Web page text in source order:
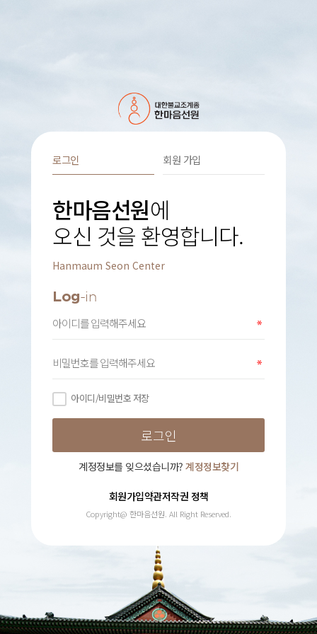
로그인 회원 가입
한마음선원에
오신 것을 환영합니다.
Hanmaum Seon Center
Log-in
아이디/비밀번호 저장
계정정보를 잊으셨습니까? 계정정보찾기
회원가입약관저작권 정책
Copyright@ 한마음선원. All Right Reserved.